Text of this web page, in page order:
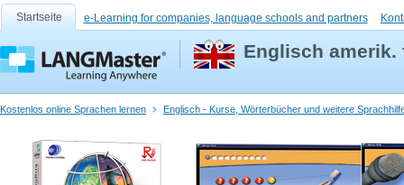
Startseite e-Learning for companies, language schools and partners
Englisch amerik.
Kostenlos online Sprachen lernen Englisch - Kurse, Wörterbücher und weitere